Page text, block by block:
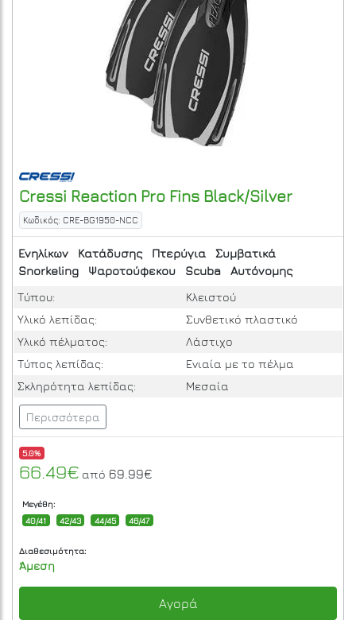
Cressi Reaction Pro Fins Black/Silver
Κωδικός: CRE-BG1950-NCC
Ενηλίκων Κατάδυσης Πτερύγια
Συμβατικά
Snorkeling
Ψαροτούφεκου Scuba
Αυτόνομης
Τύπου:
Κλειστού
Υλικό λεπίδας:
Συνθετικό πλαστικό
Υλικό πέλματος:
Λάστιχο
Τύπος λεπίδας:
Ενιαία με το πέλμα
Σκληρότητα λεπίδας:
Μεσαία
Περισσότερα
5.0%
66.49€ από 69.99€
Μεγέθη:
40/41
42/43 44/45 46/47
Διαθεσιμότητα:
Άμεση
Αγορά